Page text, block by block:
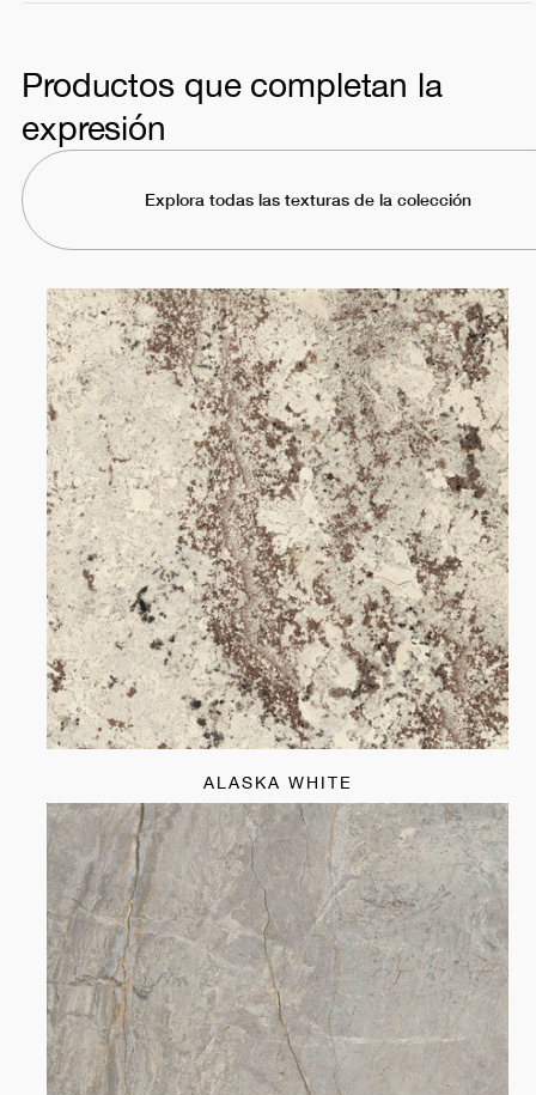
Productos que completan la
expresión
Explora todas las texturas de la colección
ALASKA WHITE